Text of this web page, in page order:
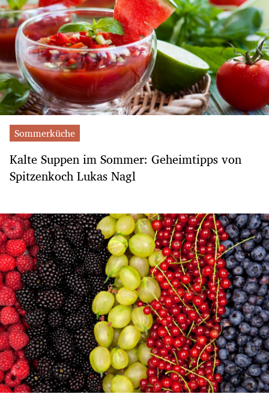
Sommerküche
Kalte Suppen im Sommer: Geheimtipps von
Spitzenkoch Lukas Nagl